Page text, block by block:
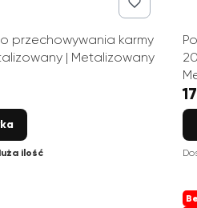
przechowywania karmy
| Metalizowany
ilość